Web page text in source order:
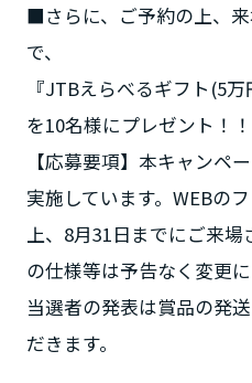
■さらに、ご予約の上、
で、
『JTBえらべるギフト(5
を10名様にプレゼント！！
【応募要項】本キャンペ
実施しています。WEBの
上、8月31日までにご来
の仕様等は予告なく変更
当選者の発表は賞品の発
だきます。